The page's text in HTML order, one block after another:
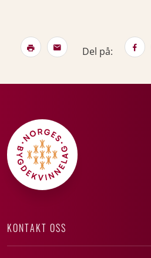
Del på:
KONTAKT OSS